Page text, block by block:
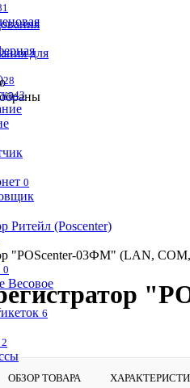
28
43
0
0
Весовое
6
2
для
Ритейл (Poscenter)
"POScenter-03ФМ" (LAN,
ОБЗОР ТОВАРА